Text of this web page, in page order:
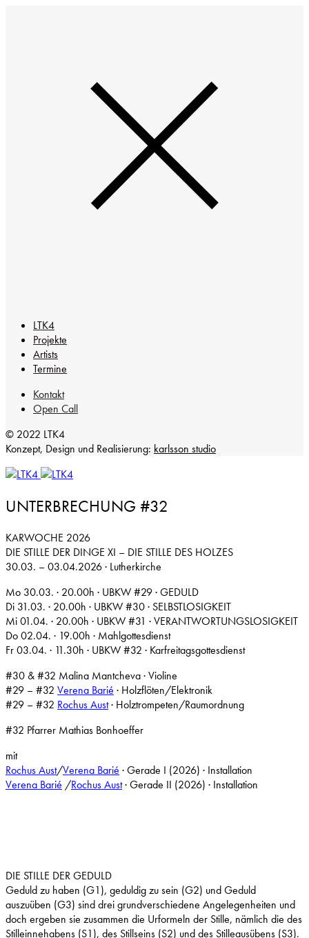
LTK4
Projekte
Artists
Termine
Kontakt
Open Call
© 2022 LTK4
Konzept, Design und Realisierung: karlsson studio
UNTERBRECHUNG #32
KARWOCHE 2026
DIE STILLE DER DINGE XI – DIE STILLE DES HOLZES
30.03. – 03.04.2026 · Lutherkirche
Mo 30.03. · 20.00h · UBKW #29 · GEDULD
Di 31.03. · 20.00h · UBKW #30 · SELBSTLOSIGKEIT
Mi 01.04. · 20.00h · UBKW #31 · VERANTWORTUNGSLOSIGKEIT
Do 02.04. · 19.00h · Mahlgottesdienst
Fr 03.04. · 11.30h · UBKW #32 · Karfreitagsgottesdienst
#30 & #32 Malina Mantcheva · Violine
#29 – #32 Verena Barié · Holzflöten/Elektronik
#29 – #32 Rochus Aust· Holztrompeten/Raumordnung
#32 Pfarrer Mathias Bonhoeffer
mit
Rochus Aust/Verena Barié · Gerade I (2026) · Installation
Verena Barié /Rochus Aust· Gerade II (2026) · Installation
DIE STILLE DER GEDULD
Geduld zu haben (G1), geduldig zu sein (G2) und Geduld
auszuüben (G3) sind drei grundverschiedene Angelegenheiten und
doch ergeben sie zusammen die Urformeln der Stille, nämlich die des
Stilleinnehabens (S1), des Stillseins (S2) und des Stilleausübens (S3).